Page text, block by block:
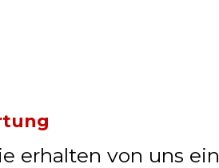
erhalten von uns